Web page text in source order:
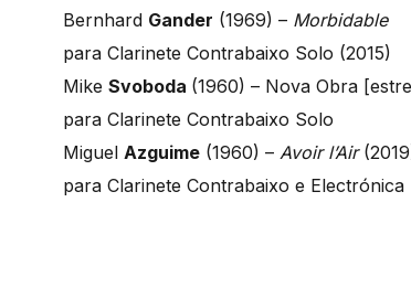
Bernhard Gander (1969) – Morbidable
para Clarinete Contrabaixo Solo (2015)
Mike Svoboda (1960) – Nova Obra
para Clarinete Contrabaixo Solo
Miguel Azguime (1960) – Avoir l’Air
para Clarinete Contrabaixo e Electrónica